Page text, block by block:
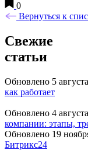
0
Вернуться к
Свежие
статьи
Обновлено 5
как работает
Обновлено 4
компании: этапы,
Обновлено 19
Битрикс24